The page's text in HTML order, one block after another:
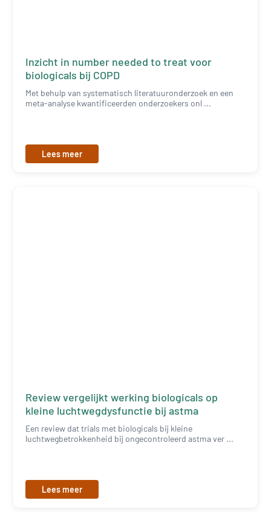
Inzicht in number needed to treat voor
biologicals bij COPD
Met behulp van systematisch literatuuronderzoek en een
meta-analyse kwantificeerden onderzoekers onl ...
Lees meer
Review vergelijkt werking biologicals op
kleine luchtwegdysfunctie bij astma
Een review dat trials met biologicals bij kleine
luchtwegbetrokkenheid bij ongecontroleerd astma ver ...
Lees meer